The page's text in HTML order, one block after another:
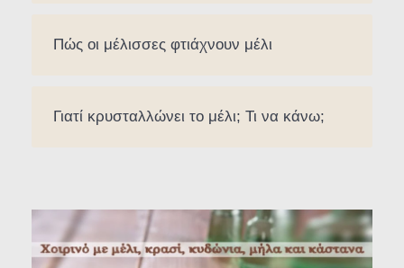
Πώς οι μέλισσες φτιάχνουν μέλι
Γιατί κρυσταλλώνει το μέλι; Τι να κάνω;